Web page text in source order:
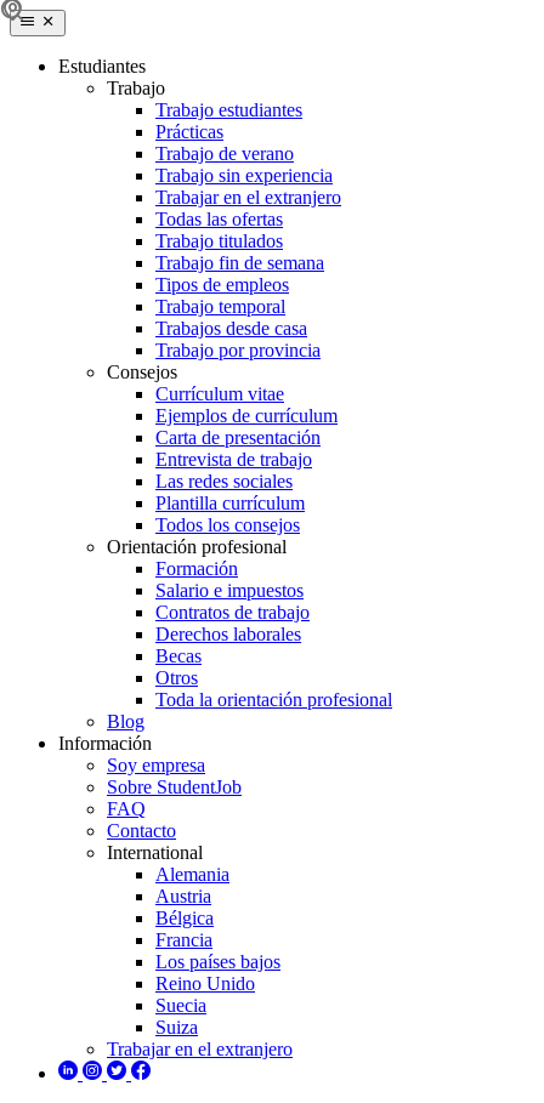
Estudiantes
Trabajo
Trabajo estudiantes
Prácticas
Trabajo de verano
Trabajo sin experiencia
Trabajar en el extranjero
Todas las ofertas
Trabajo titulados
Trabajo fin de semana
Tipos de empleos
Trabajo temporal
Trabajos desde casa
Trabajo por provincia
Consejos
Currículum vitae
Ejemplos de currículum
Carta de presentación
Entrevista de trabajo
Las redes sociales
Plantilla currículum
Todos los consejos
Orientación profesional
Formación
Salario e impuestos
Contratos de trabajo
Derechos laborales
Becas
Otros
Toda la orientación profesional
Blog
Información
Soy empresa
Sobre StudentJob
FAQ
Contacto
International
Alemania
Austria
Bélgica
Francia
Los países bajos
Reino Unido
Suecia
Suiza
Trabajar en el extranjero